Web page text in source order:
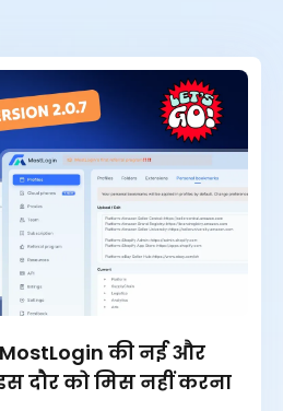
की नई और
दौर को मिस नहीं करना